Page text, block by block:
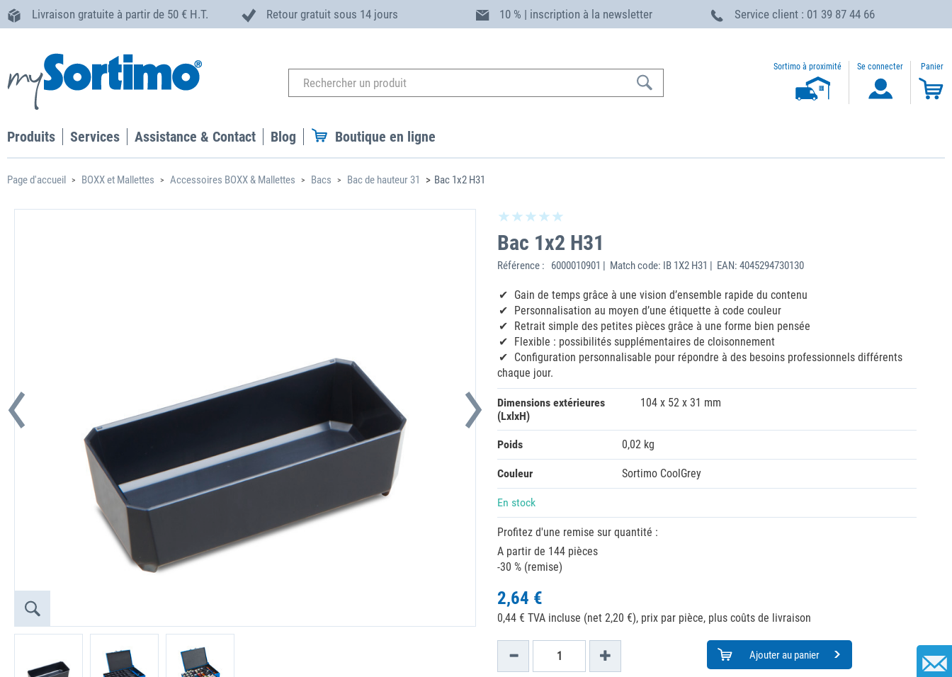
Livraison gratuite à partir de 50 € H.T. Retour gratuit sous 14 jours 10 % | inscription à la newsletter Service client : 01 39 87 44 66
Sortimo à proximité Se connecter Panier
Produits Services Assistance & Contact Blog Boutique en ligne
Page d'accueil BOXX et Mallettes Accessoires BOXX & Mallettes Bacs Bac de hauteur 31 Bac 1x2 H31
Bac 1x2 H31
Référence : 6000010901 | Match code: IB 1X2 H31 | EAN: 4045294730130
Gain de temps grâce à une vision d’ensemble rapide du contenu
Personnalisation au moyen d’une étiquette à code couleur
Retrait simple des petites pièces grâce à une forme bien pensée
Flexible : possibilités supplémentaires de cloisonnement
Configuration personnalisable pour répondre à des besoins professionnels différents
chaque jour.
Dimensions extérieures
(LxlxH)
104 x 52 x 31 mm
Poids 0,02 kg
Couleur Sortimo CoolGrey
En stock
Profitez d'une remise sur quantité :
A partir de 144 pièces
-30 % (remise)
2,64 €
0,44 € TVA incluse (net 2,20 €), prix par pièce, plus coûts de livraison
Ajouter au panier